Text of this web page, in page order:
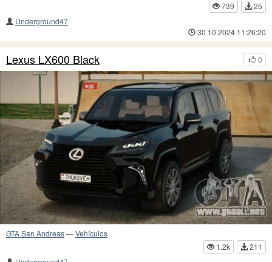
739
25
Underground47
30.10.2024 11:26:20
0
Lexus LX600 Black
GTA San Andreas—Vehículos
1.2k
211